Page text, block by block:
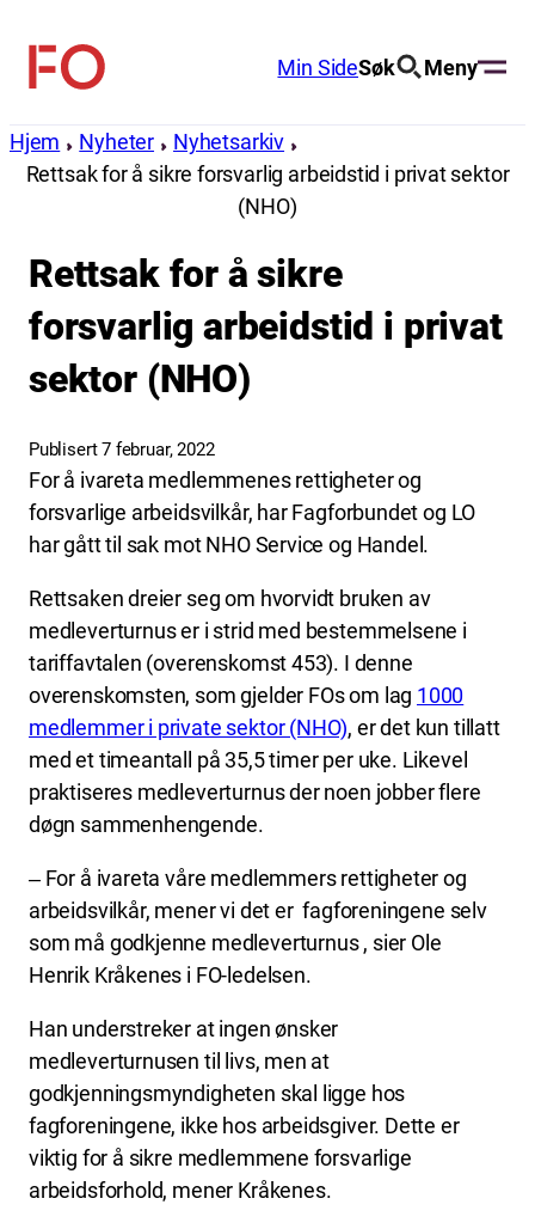
innhold
FO
Min SideSøk Meny
Hjem Nyheter
Nyhetsarkiv
Rettsak for å sikre forsvarlig arbeidstid i privat sektor
(NHO)
Rettsak for å sikre
forsvarlig arbeidstid i privat
sektor (NHO)
Publisert 7 februar, 2022
For å ivareta medlemmenes rettigheter og
forsvarlige arbeidsvilkår, har Fagforbundet og LO
har gått til sak mot NHO Service og Handel.
Rettsaken dreier seg om hvorvidt bruken av
medleverturnus er i strid med bestemmelsene i
tariffavtalen (overenskomst 453). I denne
overenskomsten, som gjelder FOs om lag 1000
medlemmer i private sektor (NHO), er det kun tillatt
med et timeantall på 35,5 timer per uke. Likevel
praktiseres medleverturnus der noen jobber flere
døgn sammenhengende.
‒ For å ivareta våre medlemmers rettigheter og
arbeidsvilkår, mener vi det er fagforeningene selv
som må godkjenne medleverturnus , sier Ole
Henrik Kråkenes i FO-ledelsen.
Han understreker at ingen ønsker
medleverturnusen til livs, men at
godkjenningsmyndigheten skal ligge hos
fagforeningene, ikke hos arbeidsgiver. Dette er
viktig for å sikre medlemmene forsvarlige
arbeidsforhold, mener Kråkenes.